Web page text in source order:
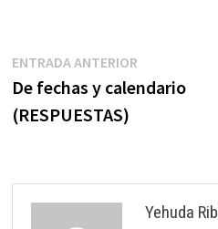
Navegación
de
entradas
ENTRADA ANTERIOREntrada
anterior:
De fechas y calendario
(RESPUESTAS)
Yehuda